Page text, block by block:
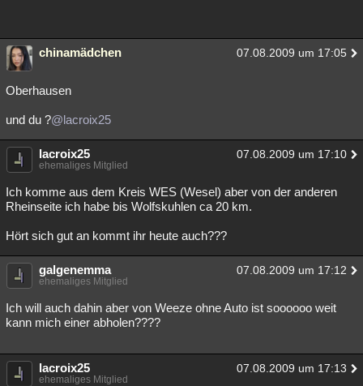
chinamädchen 07.08.2009 um 17:05
Oberhausen
und du ?@lacroix25
lacroix25 07.08.2009 um 17:10
ehemaliges Mitglied
Ich komme aus dem Kreis WES (Wesel) aber von der anderen
Rheinseite ich habe bis Wolfskuhlen ca 20 km.
Hört sich gut an kommt ihr heute auch???
galgenemma 07.08.2009 um 17:12
ehemaliges Mitglied
Ich will auch dahin aber von Weeze ohne Auto ist soooooo weit
kann mich einer abholen????
lacroix25 07.08.2009 um 17:13
ehemaliges Mitglied